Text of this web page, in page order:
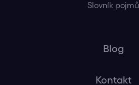
Slovník pojmů
Blog
Kontakt